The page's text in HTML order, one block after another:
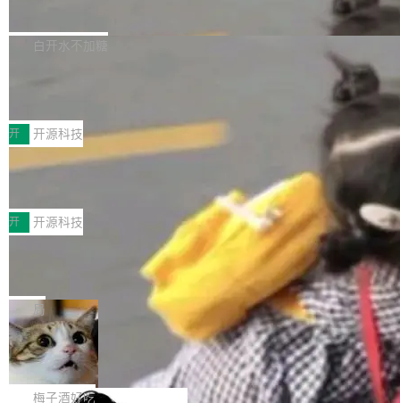
个主 agent 循环，外加一组后台 agent。这些后
库，并将作为transport接入Mooncake TENT。
MPComm将作为一种传输引擎接入Mooncake T
ENT，实现零拷贝传输性能提升30%、非零拷贝
传输性能最高提升5倍。UCL-MPComm底层基
于自研UCL-Engine通信引擎，后续腾讯网平将
持续开源更多基于UCL-Engine的高性能通信组
件。 腾讯网平团队在UCL-MPComm中实现了一
个独立于业务线程的全局通信引擎（Engine），
白开水不加糖
型案例入选名单》，深信服“面向企业研发场景的
开源 AI 编程平台 CoStrict 应用”凭借卓越的技术
创新与落地成效成功入选。 全链路私有化部署，
助力企业AI研发安全落地 当前，越来越多企业已
经开始引入 AI Coding 工具，通过调用公有云模
型或企业内部部署模型提升研发效率。但随着 AI
Coding 从个人辅助工具逐步走向团队级、组织
级应用，企业在规模化落地过程中，对安全性、
可控性和代码质量提出了更高要求。 首先是数据
安全与合规要求。对于大多数普通研发场景，公
有云模型能够满足快速试用和效率提升的需求。
但对于金融、能源、医疗等对数据安全要求较...
开 开源科技
深信服AI算力网关入选工信部人工智能
前不久，工业和信息化部正式发布《2025年人工
智能应用典型案例名单》，集中展示人工智能在
各领域的应用成果，覆盖技术底座、行业赋能、
产品应用、支撑保障、专题等五大方向。深信服
AI算力网关（AI创新平台）成功入选！ 随着各行
各业的Agent走向规模化建设，算力构成形态逐
渐丰富，用户关注的重点也在发生变化：不只是
让AI用起来，还要进一步看清混合算力时代下，
Token花在哪里、算力是否被充分利用，以及持
续增长的AI成本该如何优化。 深信服AI算力网关
开 开源科技
Jeff Dean 离开 Google：一个时代的结
束，一个实验室的开始
Google 员工编号 20。MapReduce 作者之一。
Bigtable 作者之一。TensorFlow 的作者之一。
Gemini 的架构师。Google 首席科学家。 Jeff D
ean 在 Google 工作了 27 年后，宣布离职。 他
不是一个人走。一同离开的还有 Sanjay Ghema
wat（Google 员工编号 23，Jeff Dean 二十多
局
🔥 SolonCode v2026.8.4 发布：界面
字体可调、22 种语言、记忆搜索增强
打开终端就能上岗的全中文编码智能体，这一轮
把「看得清、用母语、记得住」三件事一次补
梅子酒好吃